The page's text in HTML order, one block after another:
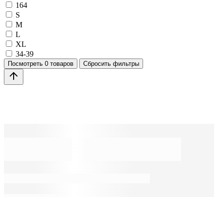
164
S
M
L
XL
34-39
Посмотреть 0 товаров Сбросить фильтры